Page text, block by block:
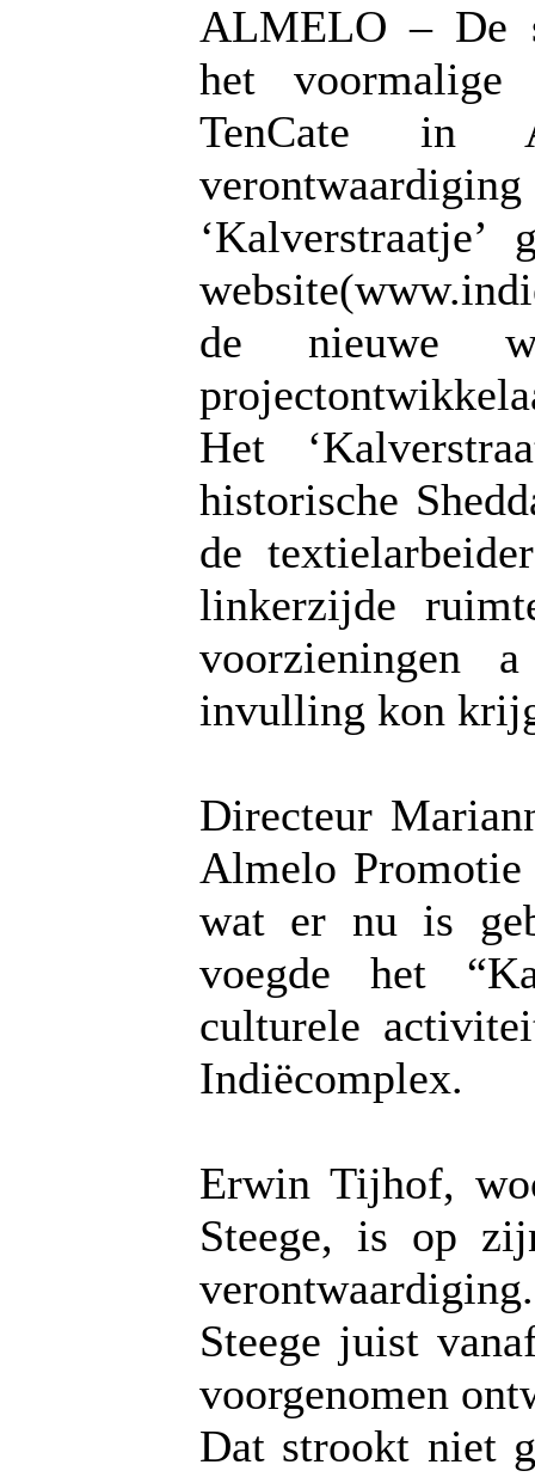
ALMELO – De
het voormalige
TenCate in
de nieuwe
Het
historische
de
linkerzijde
voorzieningen
invulling kon
Directeur
Almelo
wat er nu is
voegde het
culturele
Indiëcomplex.
Erwin Tijhof,
Steege, is op
Steege juist
voorgenomen
Dat strookt niet